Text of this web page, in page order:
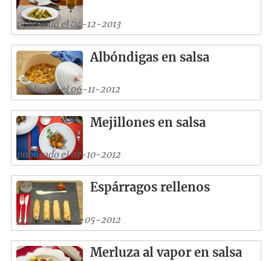
publicado el 04-12-2013
Albóndigas en salsa
publicado el 06-11-2012
Mejillones en salsa
publicado el 07-10-2012
Espárragos rellenos
publicado el 13-05-2012
Merluza al vapor en salsa